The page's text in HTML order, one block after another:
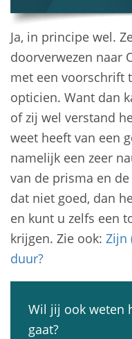
Ja, in principe wel.
doorverwezen naar
met een voorschrift
opticien. Want dan
of zij wel verstand
weet heeft van een
namelijk een zeer
van de prisma en
dat niet goed, dan
en kunt u zelfs een
krijgen. Zie ook: Zijn
duur?
Wil jij ook weten
gaat?